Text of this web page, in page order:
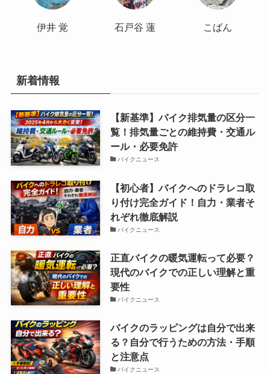
伊井 覚 石戸谷 蓮 こばん
新着情報
【新基準】バイク排気量の区分一
覧！排気量ごとの維持費・交通ル
ール・必要免許
バイクニュース
【初心者】バイクへのドラレコ取
り付け完全ガイド！自力・業者そ
れぞれ徹底解説
バイクニュース
正直バイクの暖気運転って必要？
現代のバイクでの正しい理解と重
要性
バイクニュース
バイクのラッピングは自分で出来
る？自分で行うための方法・手順
と注意点
バイクニュース